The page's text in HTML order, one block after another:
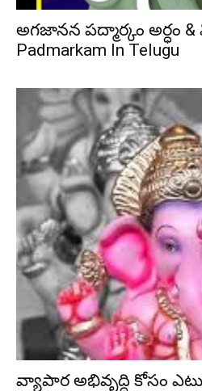
అగజానన పద్మార్కం అర్ధం &
Padmarkam In Telugu
వ్యాపార అభివృద్ధి కోసం